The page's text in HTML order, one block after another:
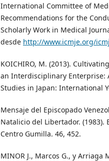
International Committee of
Recommendations for the
Scholarly Work in Medical
desde http://www.icmje.org/
KOICHIRO, M. (2013).
an Interdisciplinary Enterprise:
Studies in Japan: International
Mensaje del Episcopado
Natalicio del Libertador. (1983).
Centro Gumilla. 46, 452.
MINOR J., Marcos G., y Arriaga